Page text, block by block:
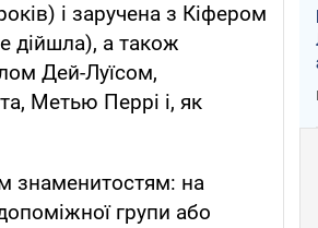
і заручена з Кіфером
дійшла), а також
Дей-Луїсом,
Метью Перрі і, як
знаменитостям: на
групи або